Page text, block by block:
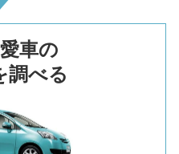
車の
調べる